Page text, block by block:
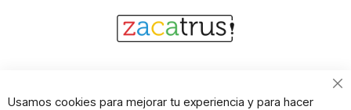
Usamos cookies para mejorar tu experiencia y para hacer